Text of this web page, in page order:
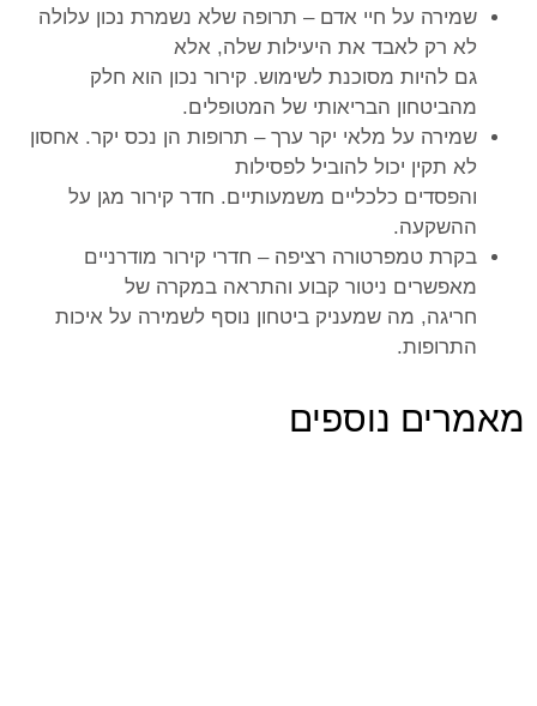
שמירה על חיי אדם – תרופה שלא נשמרת נכון עלולה
לא רק לאבד את היעילות שלה, אלא
גם להיות מסוכנת לשימוש. קירור נכון הוא חלק
מהביטחון הבריאותי של המטופלים.
שמירה על מלאי יקר ערך – תרופות הן נכס יקר. אחסון
לא תקין יכול להוביל לפסילות
והפסדים כלכליים משמעותיים. חדר קירור מגן על
ההשקעה.
בקרת טמפרטורה רציפה – חדרי קירור מודרניים
מאפשרים ניטור קבוע והתראה במקרה של
חריגה, מה שמעניק ביטחון נוסף לשמירה על איכות
התרופות.
מאמרים נוספים